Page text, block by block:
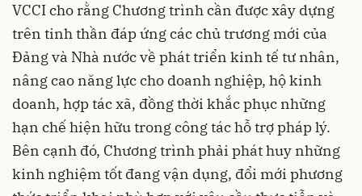
VCCI cho rằng Chương trình cần được xây dựng
trên tinh thần đáp ứng các chủ trương mới của
Đảng và Nhà nước về phát triển kinh tế tư nhân,
nâng cao năng lực cho doanh nghiệp, hộ kinh
doanh, hợp tác xã, đồng thời khắc phục những
hạn chế hiện hữu trong công tác hỗ trợ pháp lý.
Bên cạnh đó, Chương trình phải phát huy những
kinh nghiệm tốt đang vận dụng, đổi mới phương